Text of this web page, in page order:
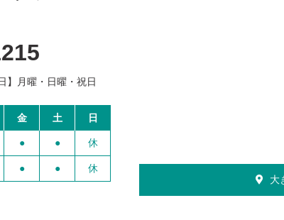
】 月曜・日曜・祝日
金 土 日
● ● 休
● ●
休
大